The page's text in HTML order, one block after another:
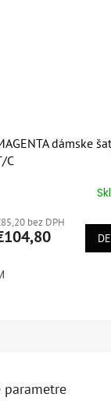
dámske
C
bez DPH
parametre